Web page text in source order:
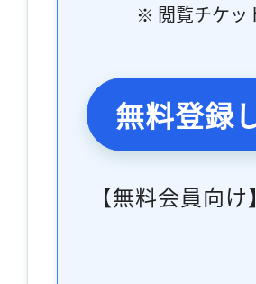
※ 閲覧チケッ
無料登録
【無料会員向